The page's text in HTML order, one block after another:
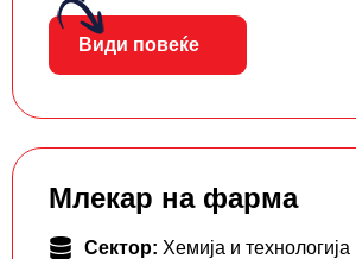
Види повеќе
Млекар на фарма
Сектор: Хемија и технологија